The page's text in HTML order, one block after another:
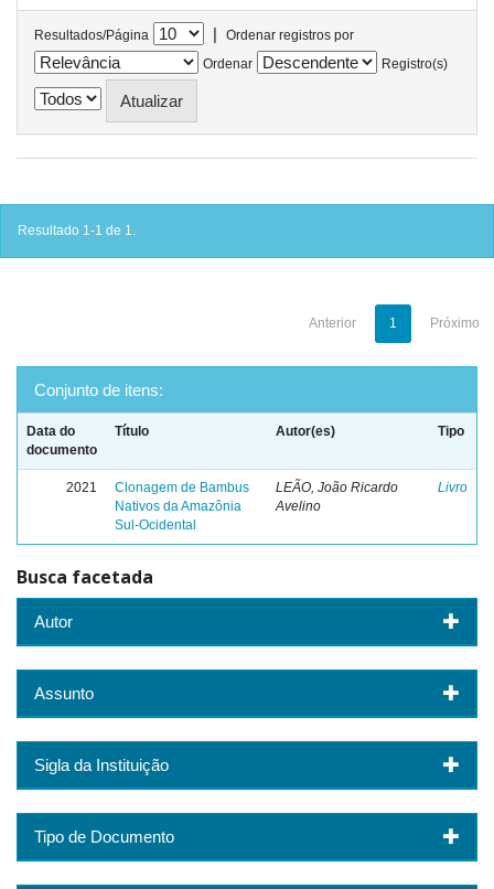
Resultados/Página |
Ordenar registros por
Ordenar
Registro(s)
Resultado 1-1 de 1.
Anterior 1 Próximo
Conjunto de itens:
Data do
documento
Título Autor(es) Tipo
2021
Clonagem de Bambus
Nativos da Amazônia
Sul-Ocidental
LEÃO, João Ricardo
Avelino
Livro
Busca facetada
Autor
Assunto
Sigla da Instituição
Tipo de Documento